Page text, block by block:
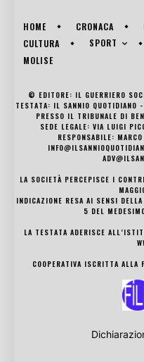
HOME CRONACA
CULTURA
SPORT
MOLISE
© EDITORE: IL GUERRIERO
TESTATA: IL SANNIO
PRESSO IL TRIBUNALE DI
SEDE LEGALE: VIA LUIGI
RESPONSABILE:
LA SOCIETÀ PERCEPISCE I
INDICAZIONE RESA AI SENSI
5 DEL
LA TESTATA ADERISCE
COOPERATIVA ISCRITTA ALLA